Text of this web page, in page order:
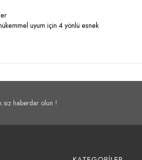
uyum için 4 yönlü esnek
siz haberdar olun !